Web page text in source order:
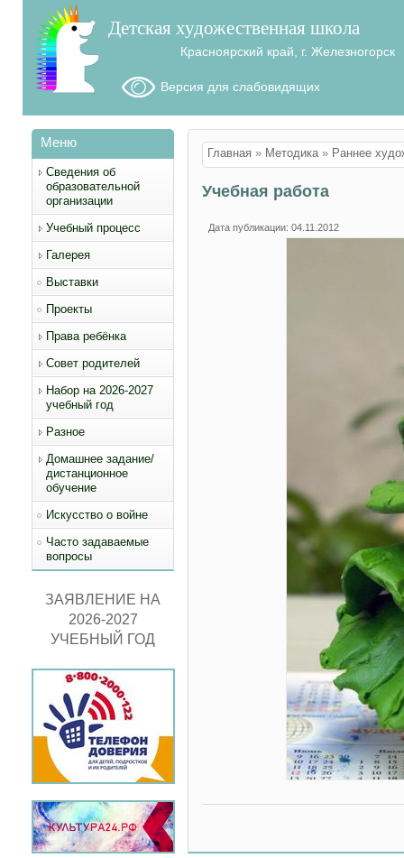
Детская художественная школа
Красноярский край, г. Железногорск
Версия для слабовидящих
Меню
Сведения об
образовательной
организации
Учебный процесс
Галерея
Выставки
Проекты
Права ребёнка
Совет родителей
Набор на 2026-2027
учебный год
Разное
Домашнее задание/
дистанционное
обучение
Искусство о войне
Часто задаваемые
вопросы
ЗАЯВЛЕНИЕ НА
2026-2027
УЧЕБНЫЙ ГОД
Вы здесь
Главная » Методика » Раннее
Учебная работа
Дата публикации: 04.11.2012